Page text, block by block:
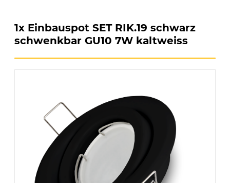
1x Einbauspot SET RIK.19 schwarz
schwenkbar GU10 7W kaltweiss